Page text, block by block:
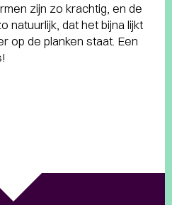
zijn zo krachtig, en de
natuurlijk, dat het bijna lijkt
op de planken staat. Een